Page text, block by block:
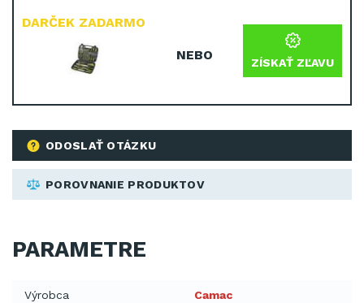
ODOSLAŤ OTÁZKU
POROVNANIE PRODUKTOV
DARČEK ZADARMO
NEBO ZÍSKAŤ ZĽAVU
PARAMETRE
Výrobca Camac